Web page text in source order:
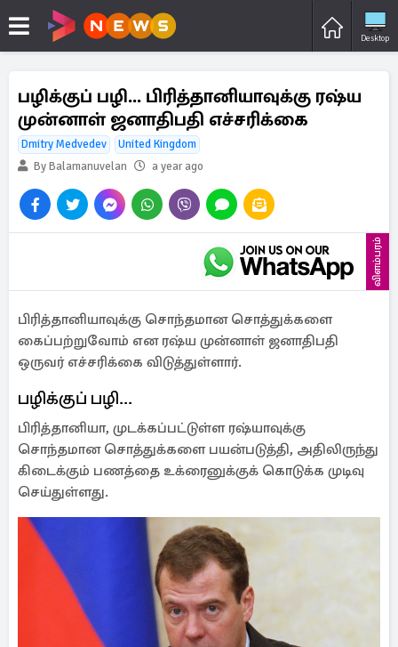
Desktop
பழிக்குப் பழி... பிரித்தானியாவுக்கு ரஷ்ய
முன்னாள் ஜனாதிபதி எச்சரிக்கை
Dmitry Medvedev
United Kingdom
By Balamanuvelan
a year ago
விளம்பரம்
பிரித்தானியாவுக்கு சொந்தமான சொத்துக்களை
கைப்பற்றுவோம் என ரஷ்ய முன்னாள் ஜனாதிபதி
ஒருவர் எச்சரிக்கை விடுத்துள்ளார்.
பழிக்குப் பழி...
பிரித்தானியா, முடக்கப்பட்டுள்ள ரஷ்யாவுக்கு
சொந்தமான சொத்துக்களை பயன்படுத்தி, அதிலிருந்து
கிடைக்கும் பணத்தை உக்ரைனுக்குக் கொடுக்க முடிவு
செய்துள்ளது.